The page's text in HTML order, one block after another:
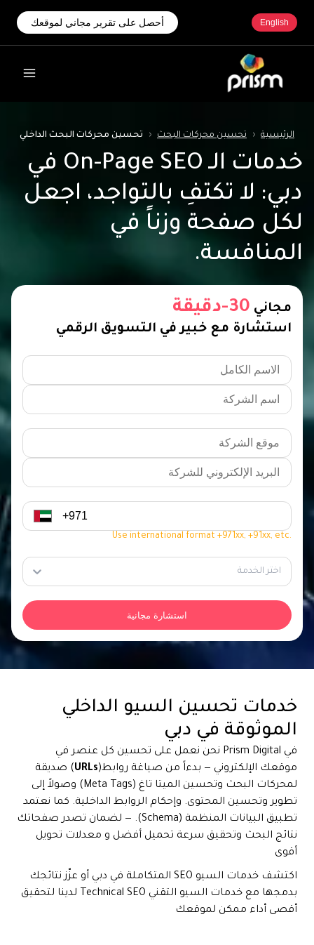
English أحصل على تقرير مجاني لموقعك
الرئيسية ‹ تحسين محركات البحث ‹ تحسين محركات البحث الداخلي
خدمات الـ On-Page SEO في
دبي: لا تكتفِ بالتواجد، اجعل
لكل صفحة وزناً في
المنافسة.
مجاني 30-دقيقة
استشارة مع خبير في التسويق الرقمي
Use international format +971xx, +91xx, etc.
اختر الخدمة
استشارة مجانية
خدمات تحسين السيو الداخلي
الموثوقة في دبي
في Prism Digital نحن نعمل على تحسين كل عنصر في
موقعك الإلكتروني — بدءاً من صياغة روابط(URLs) صديقة
لمحركات البحث وتحسين الميتا تاغ (Meta Tags) وصولاً إلى
تطوير وتحسين المحتوى. وإحكام الروابط الداخلية. كما نعتمد
تطبيق البيانات المنظمة (Schema). — لضمان تصدر صفحاتك
نتائج البحث وتحقيق سرعة تحميل أفضل و معدلات تحويل
أقوى
اكتشف خدمات السيو SEO المتكاملة في دبي أو عزّز نتائجك
بدمجها مع خدمات السيو التقني Technical SEO لدينا لتحقيق
أقصى أداء ممكن لموقعك